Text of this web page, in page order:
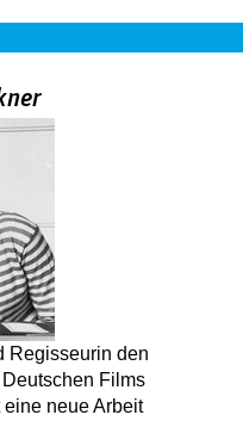
Regisseurin den
Films
neue Arbeit